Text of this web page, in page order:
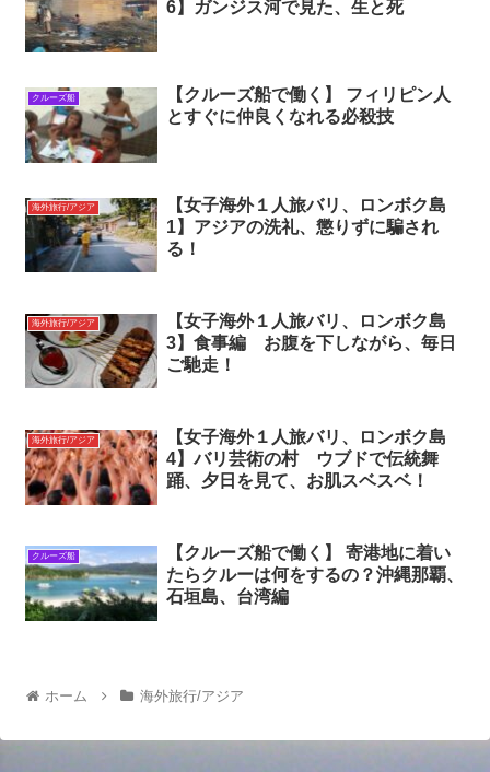
6】ガンジス河で見た、生と死
クルーズ船
【クルーズ船で働く】 フィリピン人
とすぐに仲良くなれる必殺技
海外旅行/アジア
【女子海外１人旅バリ、ロンボク島
1】アジアの洗礼、懲りずに騙され
る！
海外旅行/アジア
【女子海外１人旅バリ、ロンボク島
3】食事編 お腹を下しながら、毎日
ご馳走！
海外旅行/アジア
【女子海外１人旅バリ、ロンボク島
4】バリ芸術の村 ウブドで伝統舞
踊、夕日を見て、お肌スベスベ！
クルーズ船
【クルーズ船で働く】 寄港地に着い
たらクルーは何をするの？沖縄那覇、
石垣島、台湾編
ホーム 海外旅行/アジア